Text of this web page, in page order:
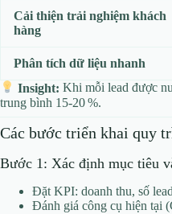
Cải thiện trải nghiệm khách
hàng
Phân tích dữ liệu nhanh
Insight: Khi mỗi lead được
trung bình 15‑20 %.
Các bước triển khai quy
Bước 1: Xác định mục tiêu
Đặt KPI: doanh thu, số
Đánh giá công cụ hiện tại